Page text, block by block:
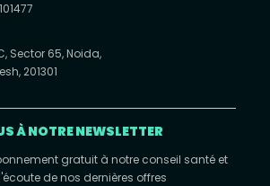
Sector 65, Noida,
201301
À NOTRE NEWSLETTER
gratuit à notre conseil santé et
de nos dernières offres